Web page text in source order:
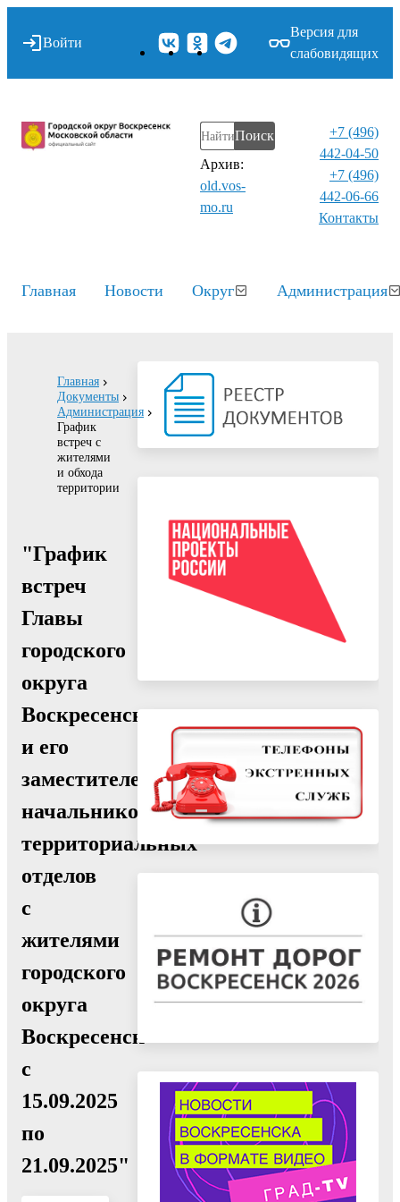
Войти
Версия для
слабовидящих
Поиск
Архив:
old.vos-
mo.ru
+7 (496)
442-04-50
+7 (496)
442-06-66
Контакты⁠
Главная Новости Округ Администрация
Главная
Документы
Администрация
График
встреч с
жителями
и обхода
территории
"График
встреч
Главы
городского
округа
Воскресенск
и его
заместителей,
начальников
территориальных
отделов
с
жителями
городского
округа
Воскресенск
с
15.09.2025
по
21.09.2025"